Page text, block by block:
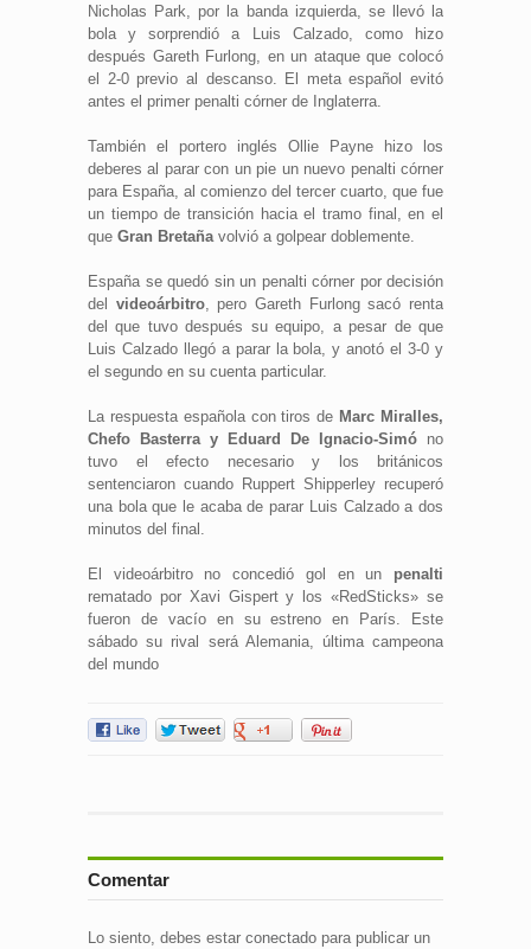
Nicholas Park, por la banda izquierda, se llevó la
bola y sorprendió a Luis Calzado, como hizo
después Gareth Furlong, en un ataque que colocó
el 2-0 previo al descanso. El meta español evitó
antes el primer penalti córner de Inglaterra.
También el portero inglés Ollie Payne hizo los
deberes al parar con un pie un nuevo penalti córner
para España, al comienzo del tercer cuarto, que fue
un tiempo de transición hacia el tramo final, en el
que Gran Bretañavolvió a golpear doblemente.
España se quedó sin un penalti córner por decisión
del videoárbitro, pero Gareth Furlong sacó renta
del que tuvo después su equipo, a pesar de que
Luis Calzado llegó a parar la bola, y anotó el 3-0 y
el segundo en su cuenta particular.
La respuesta española con tiros de Marc Miralles,
Chefo Basterra y Eduard De Ignacio-Simó no
tuvo el efecto necesario y los británicos
sentenciaron cuando Ruppert Shipperley recuperó
una bola que le acaba de parar Luis Calzado a dos
minutos del final.
El videoárbitro no concedió gol en un penalti
rematado por Xavi Gispert y los «RedSticks» se
fueron de vacío en su estreno en París. Este
sábado su rival será Alemania, última campeona
del mundo
Comentar
Lo siento, debes estar conectado para publicar un